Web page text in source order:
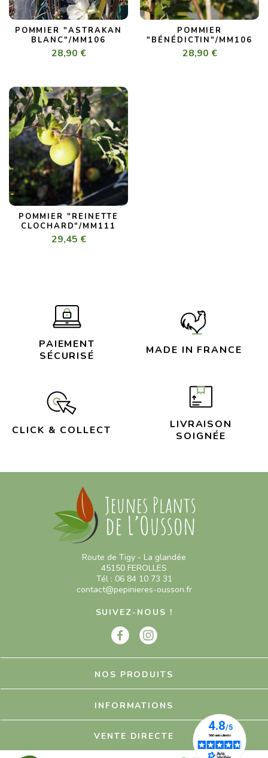
POMMIER "ASTRAKAN
BLANC"/MM106
28,90 €
POMMIER
"BÉNÉDICTIN"/MM106
28,90 €
POMMIER "REINETTE
CLOCHARD"/MM111
29,45 €
PAIEMENT
SÉCURISÉ
MADE IN FRANCE
CLICK & COLLECT
LIVRAISON
SOIGNÉE
Route de Tigy - La glandée
45150 FEROLLES
Tél : 06 84 10 73 31
contact@pepinieres-ousson.fr
SUIVEZ-NOUS !
NOS PRODUITS
INFORMATIONS
VENTE DIRECTE